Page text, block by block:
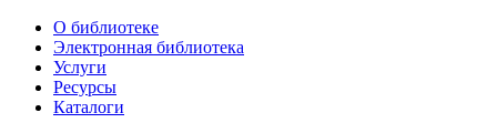
О библиотеке
Электронная библиотека
Услуги
Ресурсы
Каталоги